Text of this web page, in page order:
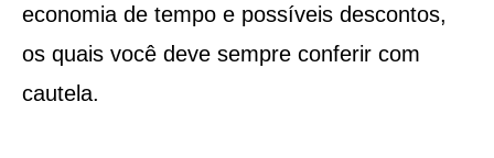
economia de tempo e possíveis descontos,
os quais você deve sempre conferir com
cautela.